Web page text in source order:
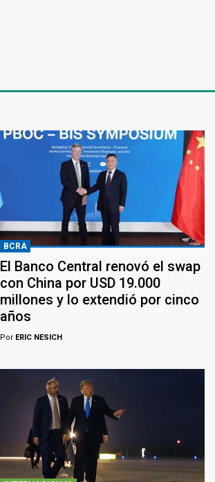
BCRA
El Banco Central renovó el swap
con China por USD 19.000
millones y lo extendió por cinco
años
PorERIC NESICH